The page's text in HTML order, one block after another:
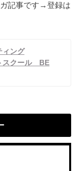
記事です→登録は
ィング
スクール BE